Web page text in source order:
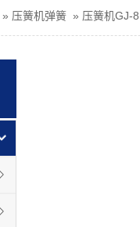
» 压簧机弹簧 » 压簧机GJ-